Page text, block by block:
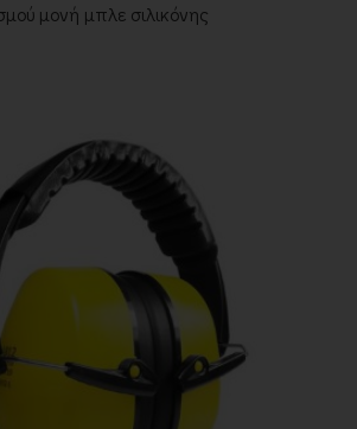
μονή μπλε σιλικόνης